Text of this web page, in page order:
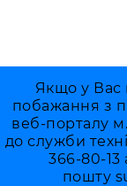
Якщо у Вас
побажання з
веб-порталу
до служби
366-80-13
пошту